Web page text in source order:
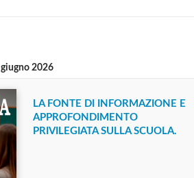
giugno 2026
LA FONTE DI INFORMAZIONE E
APPROFONDIMENTO
PRIVILEGIATA SULLA SCUOLA.